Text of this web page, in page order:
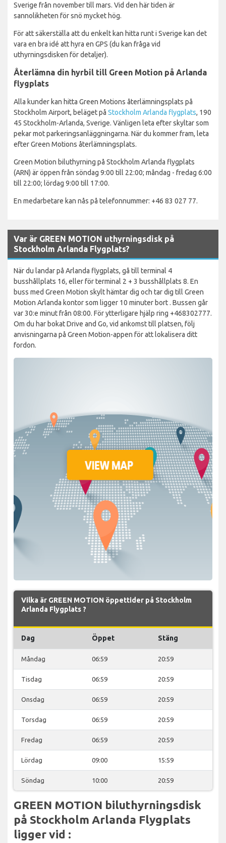
Sverige från november till mars. Vid den här tiden är
sannolikheten för snö mycket hög.
För att säkerställa att du enkelt kan hitta runt i Sverige kan det
vara en bra idé att hyra en GPS (du kan fråga vid
uthyrningsdisken för detaljer).
Återlämna din hyrbil till Green Motion på Arlanda
flygplats
Alla kunder kan hitta Green Motions återlämningsplats på
Stockholm Airport, beläget på Stockholm Arlanda flygplats, 190
45 Stockholm-Arlanda, Sverige. Vänligen leta efter skyltar som
pekar mot parkeringsanläggningarna. När du kommer fram, leta
efter Green Motions återlämningsplats.
Green Motion biluthyrning på Stockholm Arlanda flygplats
(ARN) är öppen från söndag 9:00 till 22:00; måndag - fredag 6:00
till 22:00; lördag 9:00 till 17:00.
En medarbetare kan nås på telefonnummer: +46 83 027 77.
Var är GREEN MOTION uthyrningsdisk på
Stockholm Arlanda Flygplats?
När du landar på Arlanda flygplats, gå till terminal 4
busshållplats 16, eller för terminal 2 + 3 busshållplats 8. En
buss med Green Motion skylt hämtar dig och tar dig till Green
Motion Arlanda kontor som ligger 10 minuter bort . Bussen går
var 30:e minut från 08:00. För ytterligare hjälp ring +468302777.
Om du har bokat Drive and Go, vid ankomst till platsen, följ
anvisningarna på Green Motion-appen för att lokalisera ditt
fordon.
Vilka är GREEN MOTION öppettider på Stockholm
Arlanda Flygplats ?
Dag Öppet Stäng
Måndag 06:59 20:59
Tisdag 06:59 20:59
Onsdag 06:59 20:59
Torsdag 06:59 20:59
Fredag 06:59 20:59
Lördag 09:00 15:59
Söndag 10:00 20:59
GREEN MOTION biluthyrningsdisk
på Stockholm Arlanda Flygplats
ligger vid :